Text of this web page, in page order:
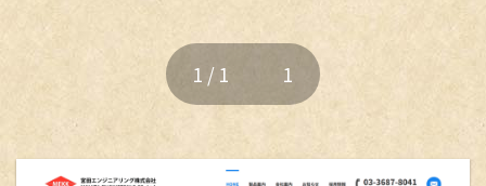
ベーシックプラン
オリジナルプラン
リクルートプラン
各種デザイン
即WEB ホームページ
ベーシックプラン
オリジナルプラン
LP（ランディングページ）
ロゴマーク
名刺 / カード
パンフレット
チラシ / ポスター
その他
1 / 1 1